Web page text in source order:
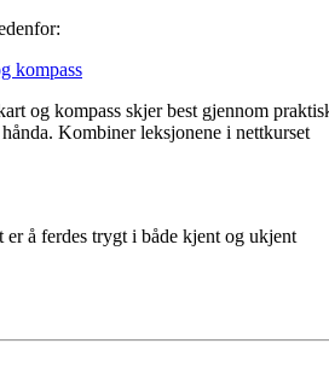
kompass
og kompass skjer best gjennom
Kombiner leksjonene i nettkurset
å ferdes trygt i både kjent og ukjent